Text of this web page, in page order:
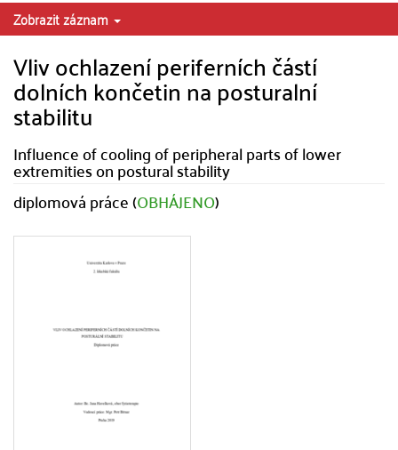
Zobrazit záznam
Vliv ochlazení periferních částí
dolních končetin na posturalní
stabilitu
Influence of cooling of peripheral parts of lower
extremities on postural stability
diplomová práce (OBHÁJENO)